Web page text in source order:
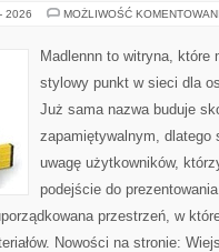
2026 MOŻLIWOŚĆ
Madlennn to witryna, które
stylowy punkt w sieci dla
Już sama nazwa buduje
zapamiętywalnym, dlatego
uwagę użytkowników,
podejście do
przestrzeń, w
Nowości na stronie: